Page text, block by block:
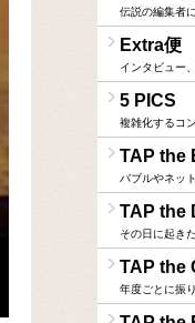
伝説の編集者
Extra便
インタビュー
5 PICS
複雑化するコ
TAP the
バブルやネッ
TAP the
その日に起き
TAP the
年度ごとに振